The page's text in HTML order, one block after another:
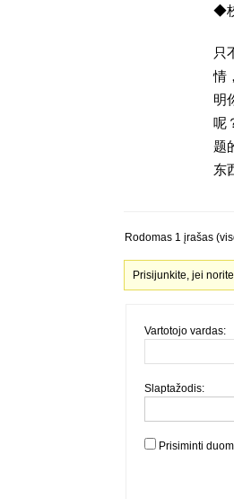
◆
只
情
明
呢
题
东
Rodomas 1 įrašas
Prisijunkite, jei
Vartotojo vardas:
Slaptažodis:
Prisiminti